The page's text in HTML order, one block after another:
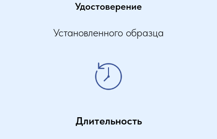
Удостоверение
Установленного образца
Длительность